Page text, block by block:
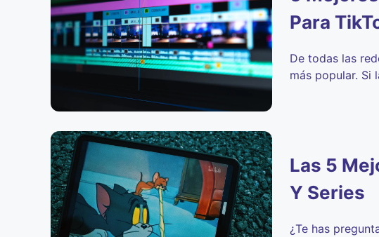
Para
De todas las
más popular. Si
Las 5
Y Series
¿Te has